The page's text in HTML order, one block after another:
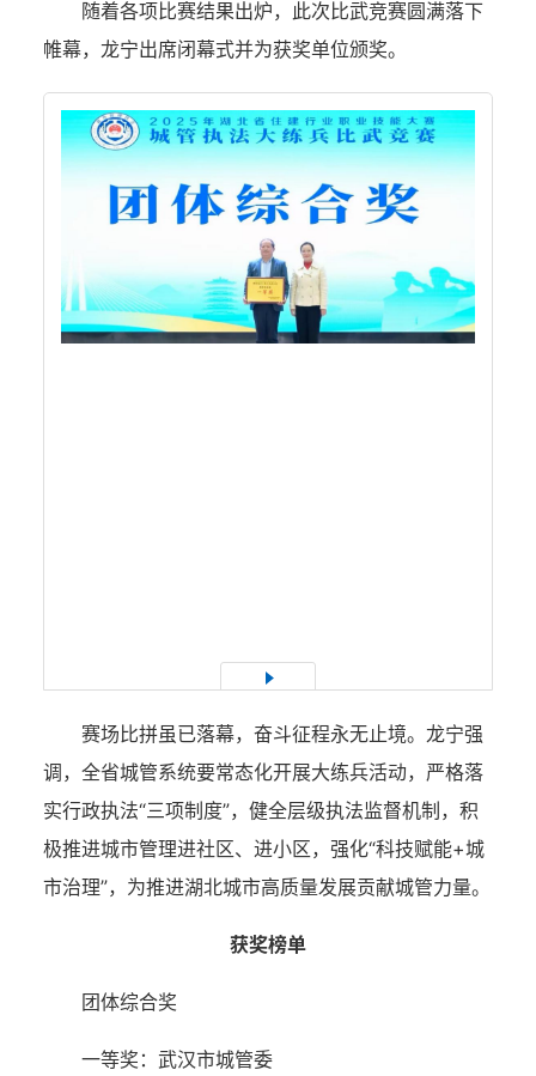
随着各项比赛结果出炉，此次比武竞赛圆满落下
帷幕，龙宁出席闭幕式并为获奖单位颁奖。
赛场比拼虽已落幕，奋斗征程永无止境。龙宁强
调，全省城管系统要常态化开展大练兵活动，严格落
实行政执法“三项制度”，健全层级执法监督机制，积
极推进城市管理进社区、进小区，强化“科技赋能+城
市治理”，为推进湖北城市高质量发展贡献城管力量。
获奖榜单
团体综合奖
一等奖：武汉市城管委